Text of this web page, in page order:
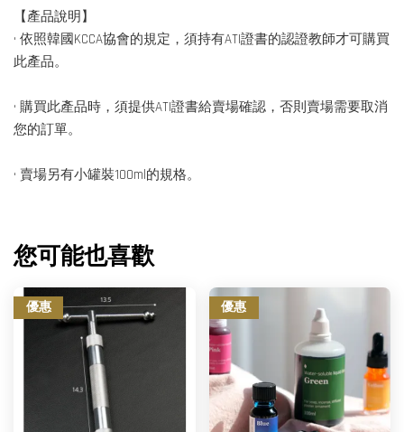
【產品說明】
• 依照韓國KCCA協會的規定，須持有ATI證書的認證教師才可購買
此產品。
• 購買此產品時，須提供ATI證書給賣場確認，否則賣場需要取消
您的訂單。
• 賣場另有小罐裝100ml的規格。
您可能也喜歡
優惠 優惠